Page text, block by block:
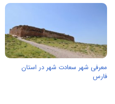
معرفی شهر سعادت شهر در استان
فارس